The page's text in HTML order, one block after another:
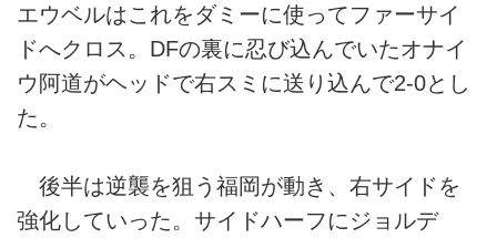
エウベルはこれをダミーに使ってファーサイ
ドへクロス。DFの裏に忍び込んでいたオナイ
ウ阿道がヘッドで右スミに送り込んで2-0とし
た。
後半は逆襲を狙う福岡が動き、右サイドを
強化していった。サイドハーフにジョルデ